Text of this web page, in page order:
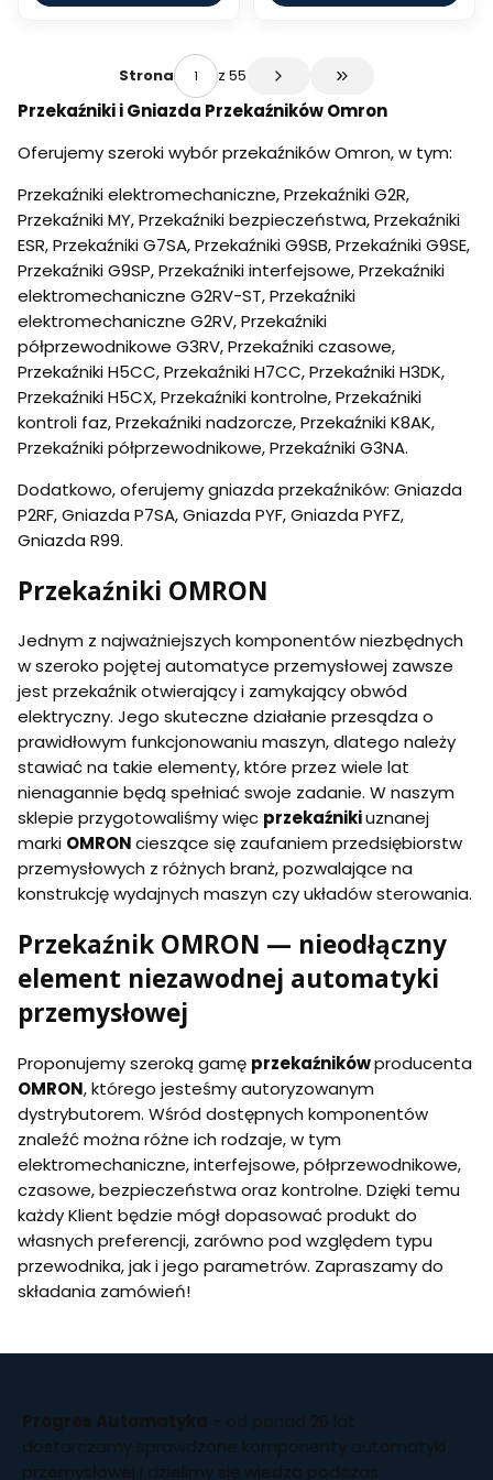
Strona z 55 Przejdź do ostatniej
Przekaźniki i Gniazda Przekaźników Omron
Oferujemy szeroki wybór przekaźników Omron, w tym:
Przekaźniki elektromechaniczne, Przekaźniki G2R,
Przekaźniki MY, Przekaźniki bezpieczeństwa, Przekaźniki
ESR, Przekaźniki G7SA, Przekaźniki G9SB, Przekaźniki G9SE,
Przekaźniki G9SP, Przekaźniki interfejsowe, Przekaźniki
elektromechaniczne G2RV-ST, Przekaźniki
elektromechaniczne G2RV, Przekaźniki
półprzewodnikowe G3RV, Przekaźniki czasowe,
Przekaźniki H5CC, Przekaźniki H7CC, Przekaźniki H3DK,
Przekaźniki H5CX, Przekaźniki kontrolne, Przekaźniki
kontroli faz, Przekaźniki nadzorcze, Przekaźniki K8AK,
Przekaźniki półprzewodnikowe, Przekaźniki G3NA.
Dodatkowo, oferujemy gniazda przekaźników: Gniazda
P2RF, Gniazda P7SA, Gniazda PYF, Gniazda PYFZ,
Gniazda R99.
Przekaźniki OMRON
Jednym z najważniejszych komponentów niezbędnych
w szeroko pojętej automatyce przemysłowej zawsze
jest przekaźnik otwierający i zamykający obwód
elektryczny. Jego skuteczne działanie przesądza o
prawidłowym funkcjonowaniu maszyn, dlatego należy
stawiać na takie elementy, które przez wiele lat
nienagannie będą spełniać swoje zadanie. W naszym
sklepie przygotowaliśmy więc przekaźnikiuznanej
marki OMRONcieszące się zaufaniem przedsiębiorstw
przemysłowych z różnych branż, pozwalające na
konstrukcję wydajnych maszyn czy układów sterowania.
Przekaźnik OMRON — nieodłączny
element niezawodnej automatyki
przemysłowej
Proponujemy szeroką gamę przekaźnikówproducenta
OMRON, którego jesteśmy autoryzowanym
dystrybutorem. Wśród dostępnych komponentów
znaleźć można różne ich rodzaje, w tym
elektromechaniczne, interfejsowe, półprzewodnikowe,
czasowe, bezpieczeństwa oraz kontrolne. Dzięki temu
każdy Klient będzie mógł dopasować produkt do
własnych preferencji, zarówno pod względem typu
przewodnika, jak i jego parametrów. Zapraszamy do
składania zamówień!
Progres Automatyka - od ponad 26 lat
dostarczamy sprawdzone komponenty automatyki
przemysłowej i dzielimy się wiedzą podczas